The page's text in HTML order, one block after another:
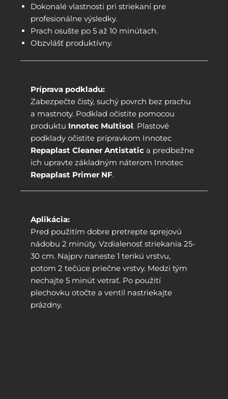
Dokonalé vlastnosti pri striekaní pre
profesionálne výsledky.
Prach osušte po 5 až 10 minútach.
Obzvlášť produktívny.
Príprava podkladu:
Zabezpečte čistý, suchý povrch bez prachu
a mastnoty. Podklad očistite pomocou
produktu Innotec Multisol. Plastové
podklady očistite prípravkom Innotec
Repaplast Cleaner Antistatic a predbežne
ich upravte základným náterom Innotec
Repaplast Primer NF.
Aplikácia:
Pred použitím dobre pretrepte sprejovú
nádobu 2 minúty. Vzdialenosť striekania 25-
30 cm. Najprv naneste 1 tenkú vrstvu,
potom 2 tečúce priečne vrstvy. Medzi tým
nechajte 5 minút vetrať. Po použití
plechovku otočte a ventil nastriekajte
prázdny.